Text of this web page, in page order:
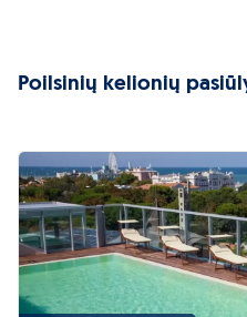
Poilsinių kelionių